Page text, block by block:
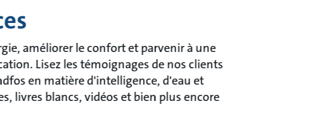
améliorer le confort et parvenir à une
Lisez les témoignages de nos clients
en matière d'intelligence, d'eau et
livres blancs, vidéos et bien plus encore